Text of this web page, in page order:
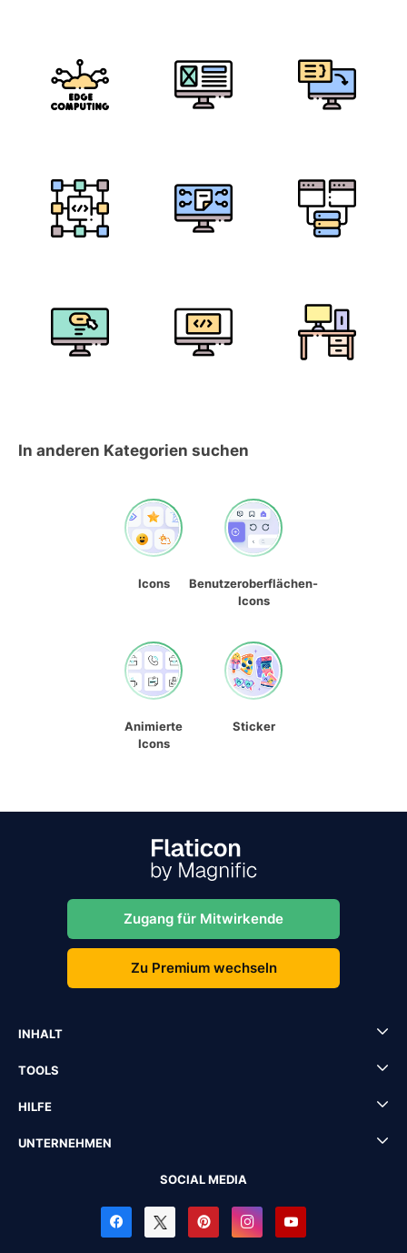
In anderen Kategorien suchen
Icons
Benutzeroberflächen-
Icons
Animierte
Icons
Sticker
Zugang für Mitwirkende
Zu Premium wechseln
INHALT
TOOLS
HILFE
UNTERNEHMEN
SOCIAL MEDIA